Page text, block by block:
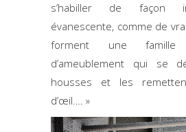
s’habiller de façon
évanescente, comme de
forment une
d’ameublement qui se
housses et les
d’œil…. »